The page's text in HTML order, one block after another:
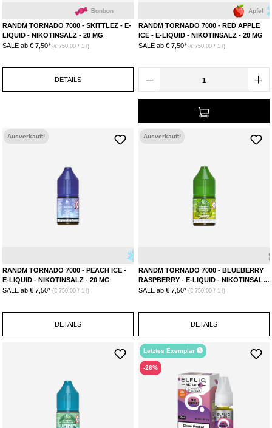
Bonbon
RANDM TORNADO 7000 - SKITTLEZ - E-
LIQUID - NIKOTINSALZ - 20 MG
SALE ab € 7,50* (€ 750,00 / 1 l)
DETAILS
Eis
RANDM TORNADO 7000 - RED APPLE
ICE - E-LIQUID - NIKOTINSALZ - 20 MG
SALE ab € 7,50* (€ 750,00 / 1 l)
Ausverkauft!
RANDM TORNADO 7000 - PEACH ICE -
E-LIQUID - NIKOTINSALZ - 20 MG
SALE ab € 7,50* (€ 750,00 / 1 l)
DETAILS
Ausverkauft!
RANDM TORNADO 7000 - BLUEBERRY
RASPBERRY - E-LIQUID - NIKOTINSALZ
- 20 MG
SALE ab € 7,50* (€ 750,00 / 1 l)
DETAILS
Letztes Exemplar
-26%